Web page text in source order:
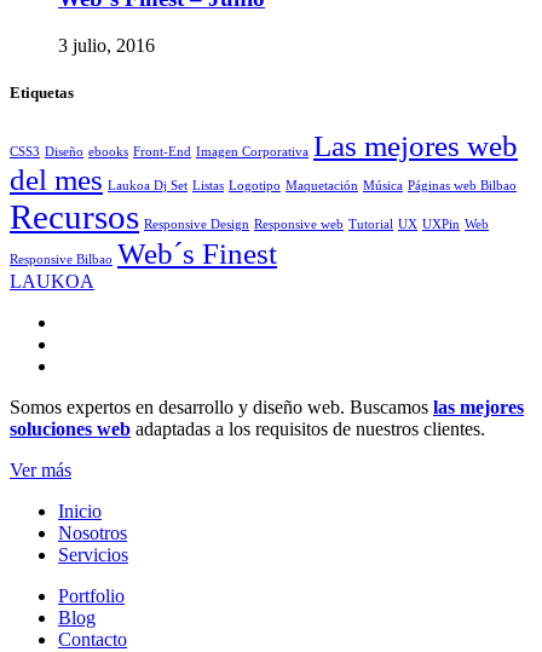
3 julio, 2016
Etiquetas
CSS3 Diseño ebooks Front-End Imagen Corporativa Las mejores web
del mes Laukoa Dj Set Listas Logotipo Maquetación Música Páginas web Bilbao
Recursos Responsive Design Responsive web Tutorial UX UXPin Web
Responsive Bilbao Web´s Finest
LAUKOA
Somos expertos en desarrollo y diseño web. Buscamos las mejores
soluciones web adaptadas a los requisitos de nuestros clientes.
Ver más
Inicio
Nosotros
Servicios
Portfolio
Blog
Contacto